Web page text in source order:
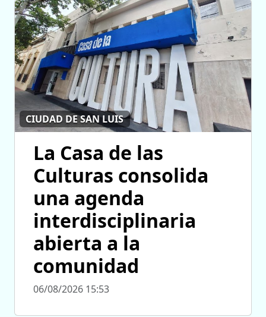
CIUDAD DE SAN LUIS
La Casa de las
Culturas consolida
una agenda
interdisciplinaria
abierta a la
comunidad
06/08/2026 15:53